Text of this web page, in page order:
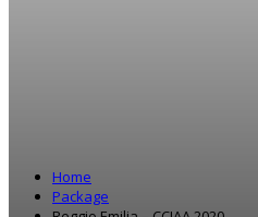
Home
Package